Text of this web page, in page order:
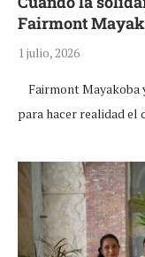
Fairmont
1 julio, 2026
Fairmont Mayakoba
para hacer realidad el